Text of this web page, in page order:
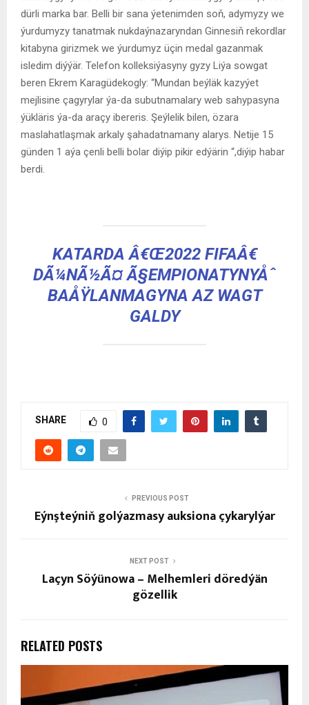
dürli marka bar. Belli bir sana ýetenimden soň, adymyzy we
ýurdumyzy tanatmak nukdaýnazaryndan Ginnesiň rekordlar
kitabyna girizmek we ýurdumyz üçin medal gazanmak
isledim diýýär. Telefon kolleksiýasyny gyzy Liýa sowgat
beren Ekrem Karagüdekogly: “Mundan beýläk kazyýet
mejlisine çagyrylar ýa-da subutnamalary web sahypasyna
ýükläris ýa-da araçy ibereris. Şeýlelik bilen, özara
maslahatlaşmak arkaly şahadatnamany alarys. Netije 15
günden 1 aýa çenli belli bolar diýip pikir edýärin “,diýip habar
berdi.
KATARDA Â€Œ2022 FIFAÂ€
DÃ¼NÃ½Ã¤ Ã§EMPIONATYNYÅˆ
BAÅŸLANMAGYNA AZ WAGT
GALDY
SHARE 0
PREVIOUS POST
Eýnşteýniň golýazmasy auksiona çykarylýar
NEXT POST
Laçyn Söýünowa – Melhemleri döredýän
gözellik
RELATED POSTS